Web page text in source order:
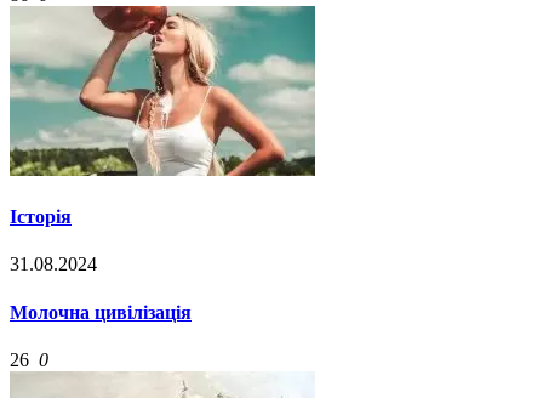
Історія
31.08.2024
Молочна цивілізація
26 0